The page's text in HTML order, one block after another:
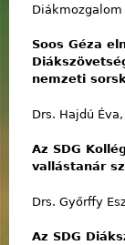
Soos Géza
nemzeti
Drs. Hajdú Éva,
Az SDG
vallástanár
Drs. Győrffy
Az SDG